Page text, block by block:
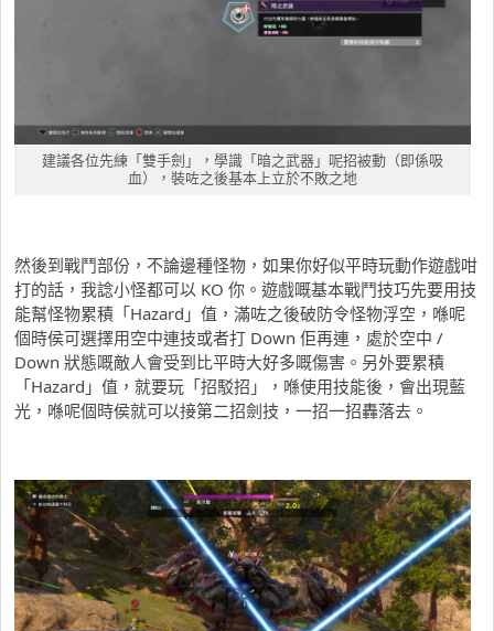
建議各位先練「雙手劍」，學識「暗之武器」呢招被動（即係吸
血），裝咗之後基本上立於不敗之地
然後到戰鬥部份，不論邊種怪物，如果你好似平時玩動作遊戲咁
打的話，我諗小怪都可以 KO 你。遊戲嘅基本戰鬥技巧先要用技
能幫怪物累積「Hazard」值，滿咗之後破防令怪物浮空，喺呢
個時侯可選擇用空中連技或者打 Down 佢再連，處於空中 /
Down 狀態嘅敵人會受到比平時大好多嘅傷害。另外要累積
「Hazard」值，就要玩「招駁招」，喺使用技能後，會出現藍
光，喺呢個時侯就可以接第二招劍技，一招一招轟落去。